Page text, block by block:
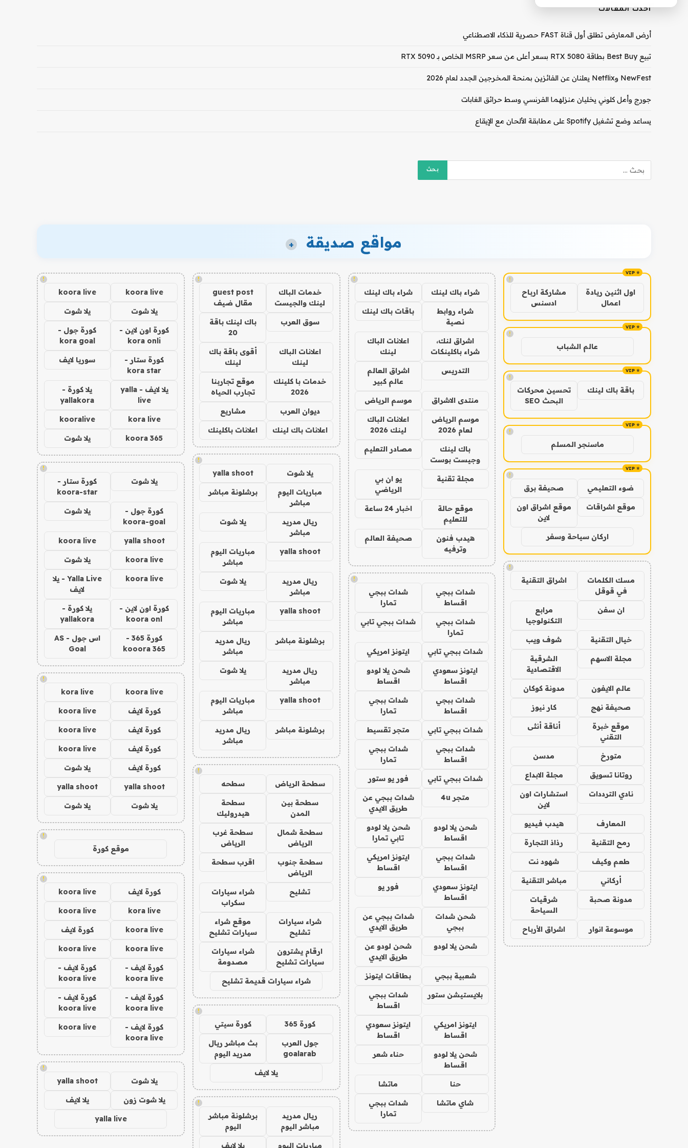
أحدث المقالات
أرض المعارض تطلق أول قناة FAST حصرية للذكاء الاصطناعي
تبيع Best Buy بطاقة RTX 5080 بسعر أعلى من سعر MSRP الخاص بـ RTX 5090
NewFest وNetflix يعلنان عن الفائزين بمنحة المخرجين الجدد لعام 2026
جورج وأمل كلوني يخليان منزلهما الفرنسي وسط حرائق الغابات
يساعد وضع تشغيل Spotify على مطابقة الألحان مع الإيقاع
مواقع صديقة +
!
اول اثنين ريادة
اعمال
مشاركة ارباح
ادسنس
!
عالم الشباب
!
باقة باك لينك
تحسين محركات
البحث SEO
!
ماسنجر المسلم
!
ضوء التعليمي صحيفة برق
موقع اشراقات
موقع اشراق اون
لاين
اركان سياحة وسفر
!
مسك الكلمات
في قوقل
اشراق التقنية
ان سفن
مرابع
التكنولوجيا
خيال التقنية شوف ويب
مجلة الاسهم
الشرقية
الاقتصادية
عالم الايفون مدونة كوكان
صحيفة نهج كار نيوز
موقع خبرة
التقني
أناقة أنثى
متورخ مدسن
روتانا تسويق مجلة الابداع
نادي الترددات
استشارات اون
لاين
المعارف هيدب فيديو
رمح التقنية رذاذ التجارة
طعم وكيف شهود نت
أركاني مباشر التقنية
مدونة صحبة
شرقيات
السياحة
موسوعة انوار اشراق الأرباح
!
شراء باك لينك شراء باك لينك
شراء روابط
نصية
باقات باك لينك
اشراق لنك،
شراء باكلينكات
اعلانات الباك
لينك
التدريس
اشراق العالم
عالم كبير
منتدى الاشراق موسم الرياض
موسم الرياض
لعام 2026
اعلانات الباك
لينك 2026
باك لينك
وجيست بوست
مصادر التعليم
مجلة تقنية
يو ان بي
الرياضي
موقع حالة
للتعليم
اخبار 24 ساعة
هيدب فنون
وترفيه
صحيفة العالم
!
شدات ببجي
اقساط
شدات ببجي
تمارا
شدات ببجي
تمارا
شدات ببجي تابي
شدات ببجي تابي ايتونز امريكي
ايتونز سعودي
اقساط
شحن يلا لودو
اقساط
شدات ببجي
اقساط
شدات ببجي
تمارا
شدات ببجي تابي متجر تقسيط
شدات ببجي
اقساط
شدات ببجي
تمارا
شدات ببجي تابي فور يو ستور
متجر 4u
شدات ببجي عن
طريق الايدي
شحن يلا لودو
اقساط
شحن يلا لودو
تابي تمارا
شدات ببجي
اقساط
ايتونز امريكي
اقساط
ايتونز سعودي
اقساط
فور يو
شحن شدات
ببجي
شدات ببجي عن
طريق الايدي
شحن يلا لودو
شحن لودو عن
طريق الايدي
شعبية ببجي بطاقات ايتونز
بلايستيشن ستور
شدات ببجي
اقساط
ايتونز امريكي
اقساط
ايتونز سعودي
اقساط
شحن يلا لودو
اقساط
حناء شعر
حنا ماتشا
شاي ماتشا
شدات ببجي
تمارا
!
خدمات الباك
لينك والجيست
guest post
مقال ضيف
سوق العرب
باك لينك باقة
20
اعلانات الباك
لينك
أقوى باقة باك
لينك
خدمات با كلينك
2026
موقع تجاربنا
تجارب الحياه
ديوان العرب مشاريع
اعلانات باك لينك اعلانات باكلينك
!
يلا شوت yalla shoot
مباريات اليوم
مباشر
برشلونة مباشر
ريال مدريد
مباشر
يلا شوت
yalla shoot
مباريات اليوم
مباشر
ريال مدريد
مباشر
يلا شوت
yalla shoot
مباريات اليوم
مباشر
برشلونة مباشر
ريال مدريد
مباشر
ريال مدريد
مباشر
يلا شوت
yalla shoot
مباريات اليوم
مباشر
برشلونة مباشر
ريال مدريد
مباشر
!
سطحة الرياض سطحه
سطحة بين
المدن
سطحة
هيدروليك
سطحة شمال
الرياض
سطحة غرب
الرياض
سطحة جنوب
الرياض
اقرب سطحة
تشليح
شراء سيارات
سكراب
شراء سيارات
تشليح
موقع شراء
سيارات تشليح
ارقام يشترون
سيارات تشليح
شراء سيارات
مصدومة
شراء سيارات قديمة تشليح
!
كورة 365 كورة سيتي
جول العرب
goalarab
بث مباشر ريال
مدريد اليوم
يلا لايف
!
ريال مدريد
مباشر اليوم
برشلونة مباشر
اليوم
مباريات اليوم يلا لايف
!
koora live
koora live
يلا شوت يلا شوت
كورة اون لاين -
kora onli
كورة جول -
kora goal
كورة ستار -
kora star
سوريا لايف
يلا لايف - yalla
live
يلا كورة -
yallakora
kora live
kooralive
koora 365 يلا شوت
!
يلا شوت
كورة ستار -
koora-star
كورة جول -
koora-goal
يلا شوت
yalla shoot
koora live
koora live يلا شوت
koora live
Yalla Live - يلا
لايف
كورة اون لاين -
koora onl
يلا كورة -
yallakora
كورة 365 -
kooora 365
اس جول - AS
Goal
!
koora live
kora live
كورة لايف koora live
كورة لايف koora live
كورة لايف koora live
كورة لايف يلا شوت
yalla shoot
yalla shoot
يلا شوت يلا شوت
!
موقع كورة
!
كورة لايف koora live
kora live
koora live
koora live كورة لايف
koora live
koora live
كورة لايف -
koora live
كورة لايف -
koora live
كورة لايف -
koora live
كورة لايف -
koora live
كورة لايف -
koora live
koora live
!
يلا شوت yalla shoot
يلا شوت زون يلا لايف
yalla live